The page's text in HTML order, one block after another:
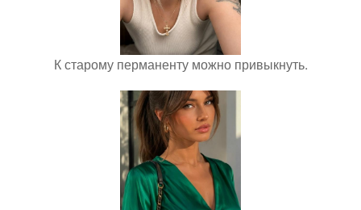
К старому перманенту можно привыкнуть.